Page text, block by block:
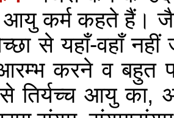
कर्म कहते हैं। जैसे
से यहाँ-वहाँ
करने व बहुत
तिर्यच्च आयु का,